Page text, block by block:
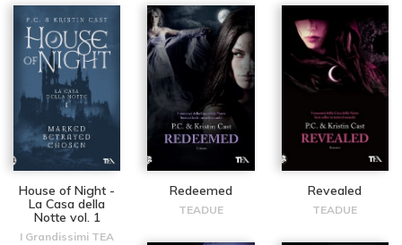
House of Night -
La Casa della
Notte vol. 1
I Grandissimi TEA
Redeemed
TEADUE
Revealed
TEADUE